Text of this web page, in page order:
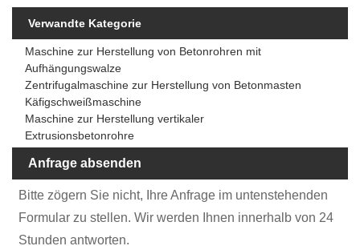
Verwandte Kategorie
Maschine zur Herstellung von Betonrohren mit
Aufhängungswalze
Zentrifugalmaschine zur Herstellung von Betonmasten
Käfigschweißmaschine
Maschine zur Herstellung vertikaler
Extrusionsbetonrohre
Anfrage absenden
Bitte zögern Sie nicht, Ihre Anfrage im untenstehenden
Formular zu stellen. Wir werden Ihnen innerhalb von 24
Stunden antworten.